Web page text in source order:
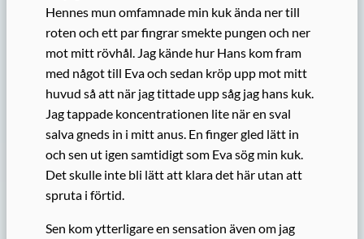
Hennes mun omfamnade min kuk ända ner till
roten och ett par fingrar smekte pungen och ner
mot mitt rövhål. Jag kände hur Hans kom fram
med något till Eva och sedan kröp upp mot mitt
huvud så att när jag tittade upp såg jag hans kuk.
Jag tappade koncentrationen lite när en sval
salva gneds in i mitt anus. En finger gled lätt in
och sen ut igen samtidigt som Eva sög min kuk.
Det skulle inte bli lätt att klara det här utan att
spruta i förtid.
Sen kom ytterligare en sensation även om jag